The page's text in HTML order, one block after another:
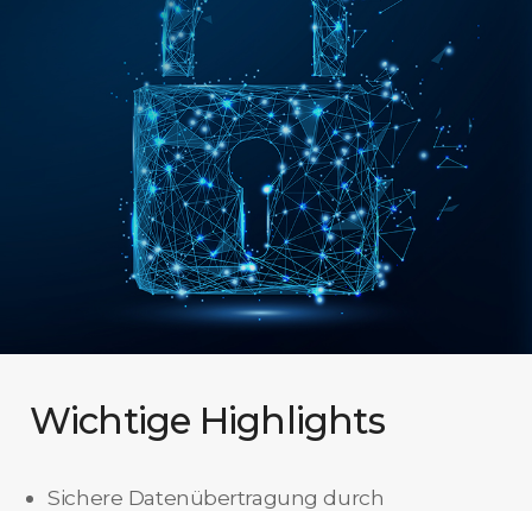
Wichtige Highlights
Sichere Datenübertragung durch